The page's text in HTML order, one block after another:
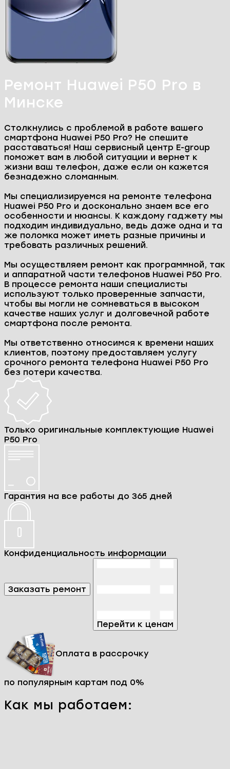
Ремонт телефонов
Huawei P50 Pro
Ремонт Huawei P50 Pro в
Минске
Столкнулись с проблемой в работе вашего
смартфона Huawei P50 Pro? Не спешите
расставаться! Наш сервисный центр E-group
поможет вам в любой ситуации и вернет к
жизни ваш телефон, даже если он кажется
безнадежно сломанным.
Huawei P50 Pro и досконально знаем все его
особенности и нюансы. К каждому гаджету мы
подходим индивидуально, ведь даже одна и та
же поломка может иметь разные причины и
требовать различных решений.
Мы осуществляем ремонт как программной, так
и аппаратной части телефонов Huawei P50 Pro.
В процессе ремонта наши специалисты
качестве наших услуг и долговечной работе
смартфона после ремонта.
клиентов, поэтому предоставляем услугу
срочного ремонта телефона Huawei P50 Pro
без потери качества.
Только оригинальные комплектующие Huawei